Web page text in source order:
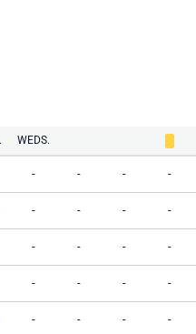
WEDS.
- - - -
- - - -
- - - -
- - - -
- - - -